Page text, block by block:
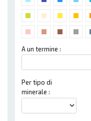
A un termine :
Per tipo di
minerale :